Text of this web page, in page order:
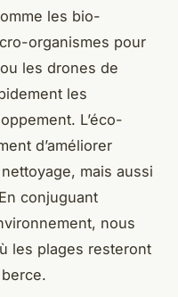
les bio-
organismes pour
les drones de
les
L’éco-
d’améliorer
mais aussi
conjuguant
nous
les plages resteront